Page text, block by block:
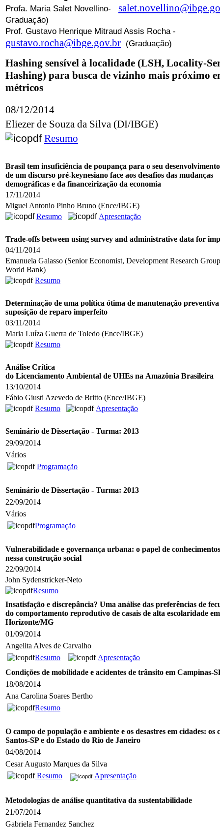
Profa. Maria Salet Novellino-
Graduação)
Prof. Gustavo Henrique Mitraud Assis Rocha -
gustavo.rocha@ibge.gov.br (Graduação)
Hashing sensível à localidade (LSH, Locality-
Hashing) para busca de vizinho mais próximo
métricos
08/12/2014
Eliezer de Souza da Silva (DI/IBGE)
Resumo
Brasil tem insuficiência de poupança para o seu
de um discurso pré-keynesiano face aos desafios das mudanças
demográficas e da financeirização da economia
17/11/2014
Miguel Antonio Pinho Bruno (Ence/IBGE)
Resumo
Apresentação
Trade-offs between using survey and administrative data for
04/11/2014
Emanuela Galasso (Senior Economist, Development Research Group
World Bank)
Resumo
Determinação de uma política ótima de manutenação preventiva
suposição de reparo imperfeito
03/11/2014
Maria Luíza Guerra de Toledo (Ence/IBGE)
Resumo
Análise Crítica
do Licenciamento Ambiental de UHEs na Amazônia Brasileira
13/10/2014
Fábio Giusti Azevedo de Britto (Ence/IBGE)
Resumo
Apresentação
Seminário de Dissertação - Turma: 2013
29/09/2014
Vários
Programação
Seminário de Dissertação - Turma: 2013
22/09/2014
Vários
Programação
Vulnerabilidade e governança urbana: o papel de
nessa construção social
22/09/2014
John Sydenstricker-Neto
Resumo
Insatisfação e discrepância? Uma análise das preferências de
do comportamento reprodutivo de casais de alta escolaridade
Horizonte/MG
01/09/2014
Angelita Alves de Carvalho
Resumo
Apresentação
Condições de mobilidade e acidentes de trânsito em Campinas-
18/08/2014
Ana Carolina Soares Bertho
Resumo
O campo de população e ambiente e os desastres em cidades: os
Santos-SP e do Estado do Rio de Janeiro
04/08/2014
Cesar Augusto Marques da Silva
Resumo
Apresentação
Metodologias de análise quantitativa da sustentabilidade
21/07/2014
Gabriela Fernandez Sanchez